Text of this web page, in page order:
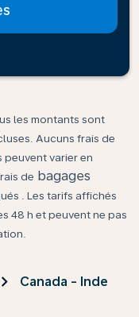
les montants sont
Aucuns frais de
varier en
de bagages
. Les tarifs affichés
48 h et peuvent ne pas
Canada - Inde